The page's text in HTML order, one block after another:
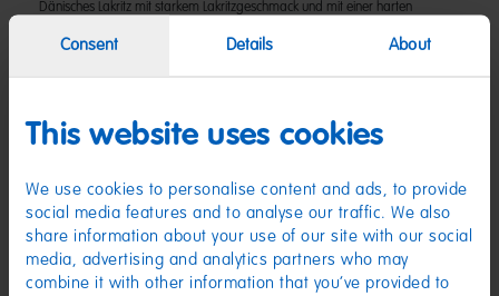
Consent Details About
This website uses cookies
We use cookies to personalise content and ads, to provide
social media features and to analyse our traffic. We also
share information about your use of our site with our social
media, advertising and analytics partners who may
combine it with other information that you’ve provided to
Dänisches Lakritz mit starkem Lakritzgeschmack und mit einer harten
dänischen HARIBO Sortiment ist exklusiv im HARIBO Online-Shop und in
Zutaten
Aroma; Farbstoff: Pflanzenkohle; Palmöl; Überzugsmittel: Bienenwachs
weiß und gelb, Carnaubawachs.
Nährwerte
Nährwerte pro 100 g